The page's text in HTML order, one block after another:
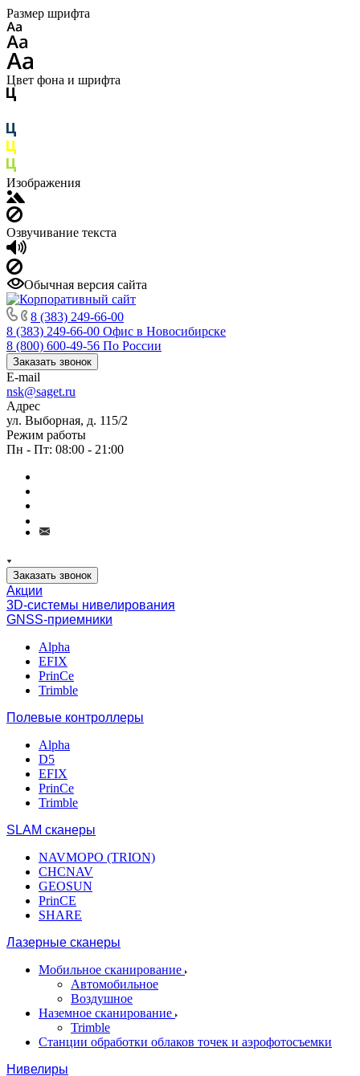
Размер шрифта
Цвет фона и шрифта
Изображения
Озвучивание текста
Обычная версия сайта
8 (383) 249-66-00
8 (383) 249-66-00 Офис в Новосибирске
8 (800) 600-49-56 По России
Заказать звонок
E-mail
nsk@saget.ru
Адрес
ул. Выборная, д. 115/2
Режим работы
Пн - Пт: 08:00 - 21:00
Заказать звонок
Акции
3D-системы нивелирования
GNSS-приемники
Alpha
EFIX
PrinCe
Trimble
Полевые контроллеры
Alpha
D5
EFIX
PrinCe
Trimble
SLAM сканеры
NAVMOPO (TRION)
CHCNAV
GEOSUN
PrinCE
SHARE
Лазерные сканеры
Мобильное сканирование
Автомобильное
Воздушное
Наземное сканирование
Trimble
Станции обработки облаков точек и аэрофотосъемки
Нивелиры